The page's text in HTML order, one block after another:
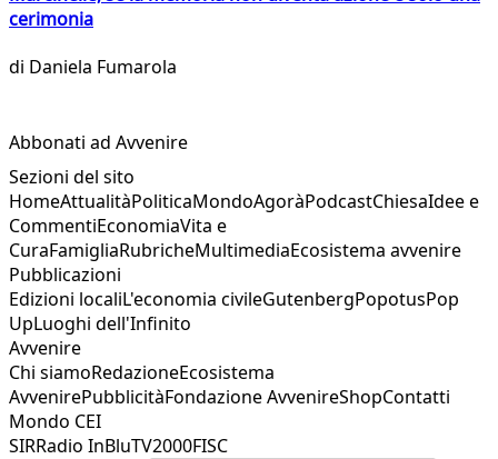
cerimonia
di Daniela Fumarola
Abbonati ad Avvenire
Sezioni del sito
HomeAttualitàPoliticaMondoAgoràPodcastChiesaIdee e
CommentiEconomiaVita e
CuraFamigliaRubricheMultimediaEcosistema avvenire
Pubblicazioni
Edizioni localiL'economia civileGutenbergPopotusPop
UpLuoghi dell'Infinito
Avvenire
Chi siamoRedazioneEcosistema
AvvenirePubblicitàFondazione AvvenireShopContatti
Mondo CEI
SIRRadio InBluTV2000FISC